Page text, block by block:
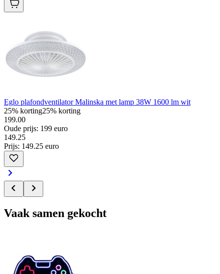
Eglo plafondventilator Malinska met lamp 38W 1600 lm wit
25% korting25% korting
199.00
Oude prijs: 199 euro
149.25
Prijs: 149.25 euro
Vaak samen gekocht